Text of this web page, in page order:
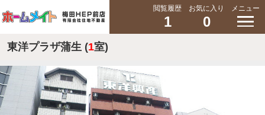
閲覧履歴
1
お気に入り
0
メニュー
東洋プラザ蒲生 (1室)